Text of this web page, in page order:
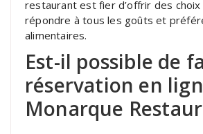
restaurant est fier d’offrir des
répondre à tous les goûts et
alimentaires.
Est-il possible de
réservation en
Monarque